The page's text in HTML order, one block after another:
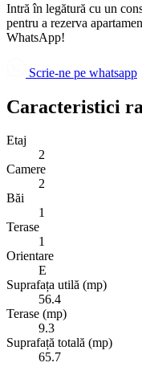
Intră în legătură cu un
pentru a rezerva
WhatsApp!
Scrie-ne pe whatsapp
Caracteristici
Etaj
2
Camere
2
Băi
1
Terase
1
Orientare
E
Suprafața utilă (mp)
56.4
Terase (mp)
9.3
Suprafață totală (mp)
65.7